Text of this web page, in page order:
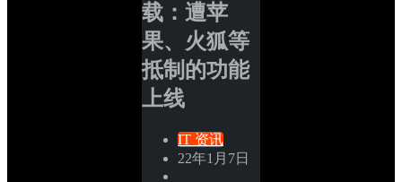
载：遭苹
果、火狐等
抵制的功能
上线
IT 资讯
22年1月7日